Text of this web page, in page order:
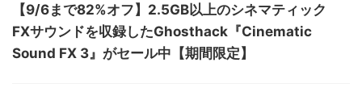
【9/6まで82%オフ】2.5GB以上のシネマティック
FXサウンドを収録したGhosthack『Cinematic
Sound FX 3』がセール中【期間限定】